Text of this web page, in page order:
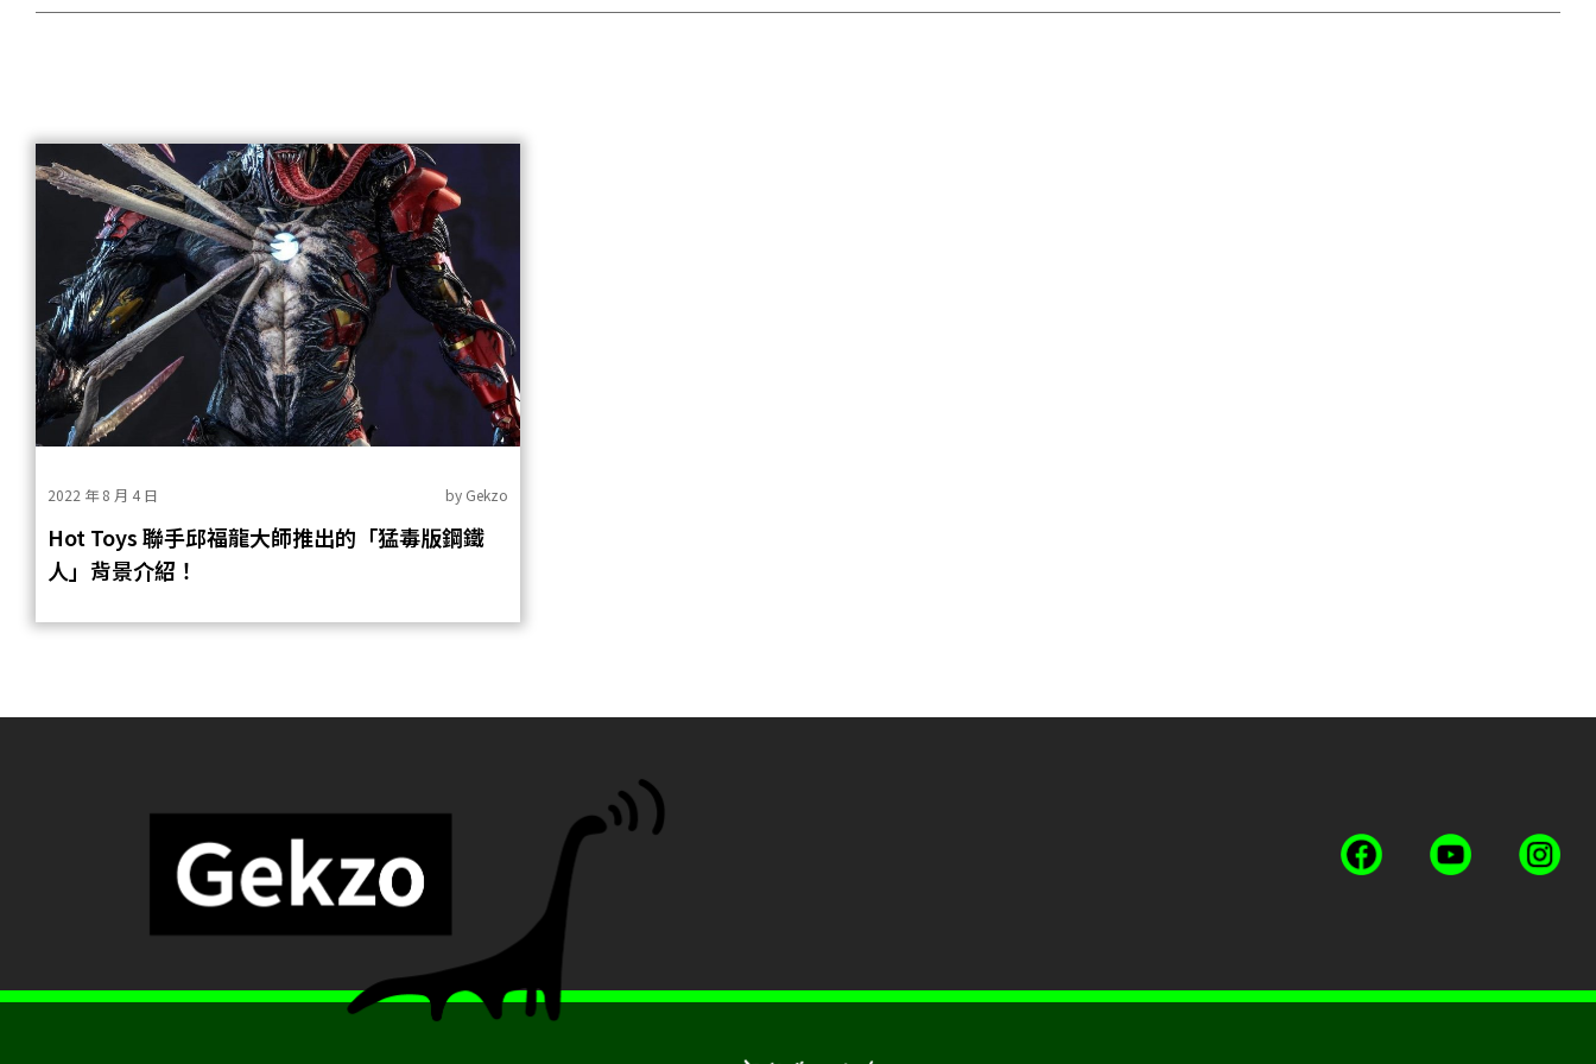
2022 年 8 月 4 日 by Gekzo
Hot Toys 聯手邱福龍大師推出的「猛毒版鋼鐵
人」背景介紹！